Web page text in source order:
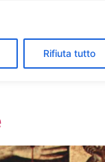
Rifiuta tutto